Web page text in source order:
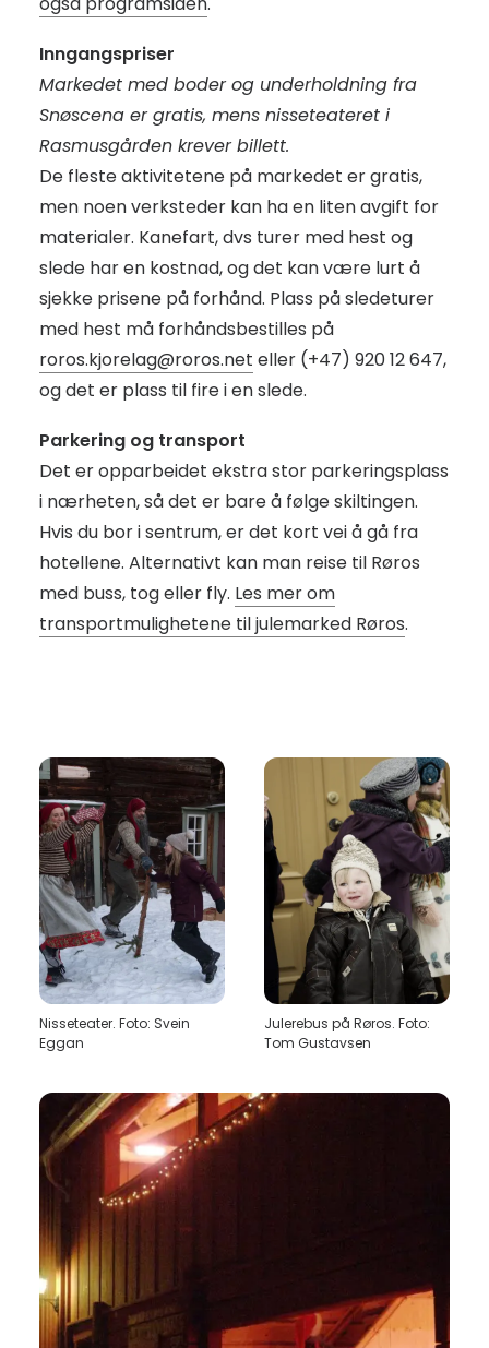
Inngangspriser
Markedet med boder og underholdning fra
Snøscena er gratis, mens nisseteateret i
Rasmusgården krever billett.
De fleste aktivitetene på markedet er gratis,
men noen verksteder kan ha en liten avgift for
materialer. Kanefart, dvs turer med hest og
slede har en kostnad, og det kan være lurt å
sjekke prisene på forhånd. Plass på sledeturer
med hest må forhåndsbestilles på
roros.kjorelag@roros.net eller (+47) 920 12 647,
og det er plass til fire i en slede.
Parkering og transport
Det er opparbeidet ekstra stor parkeringsplass
i nærheten, så det er bare å følge skiltingen.
Hvis du bor i sentrum, er det kort vei å gå fra
hotellene. Alternativt kan man reise til Røros
med buss, tog eller fly. Les mer om
transportmulighetene til julemarked Røros.
Nisseteater. Foto: Svein
Eggan
Julerebus på Røros. Foto:
Tom Gustavsen